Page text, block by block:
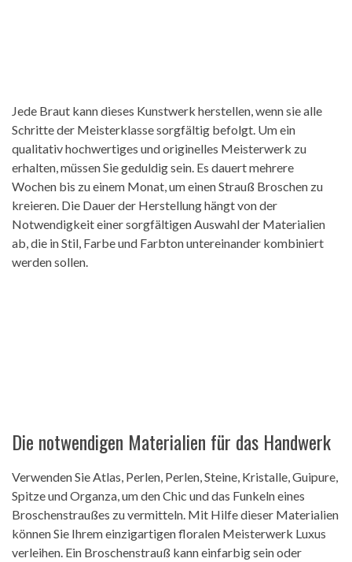
Jede Braut kann dieses Kunstwerk herstellen, wenn sie alle
Schritte der Meisterklasse sorgfältig befolgt. Um ein
qualitativ hochwertiges und originelles Meisterwerk zu
erhalten, müssen Sie geduldig sein. Es dauert mehrere
Wochen bis zu einem Monat, um einen Strauß Broschen zu
kreieren. Die Dauer der Herstellung hängt von der
Notwendigkeit einer sorgfältigen Auswahl der Materialien
ab, die in Stil, Farbe und Farbton untereinander kombiniert
werden sollen.
Die notwendigen Materialien für das Handwerk
Verwenden Sie Atlas, Perlen, Perlen, Steine, Kristalle, Guipure,
Spitze und Organza, um den Chic und das Funkeln eines
Broschenstraußes zu vermitteln. Mit Hilfe dieser Materialien
können Sie Ihrem einzigartigen floralen Meisterwerk Luxus
verleihen. Ein Broschenstrauß kann einfarbig sein oder